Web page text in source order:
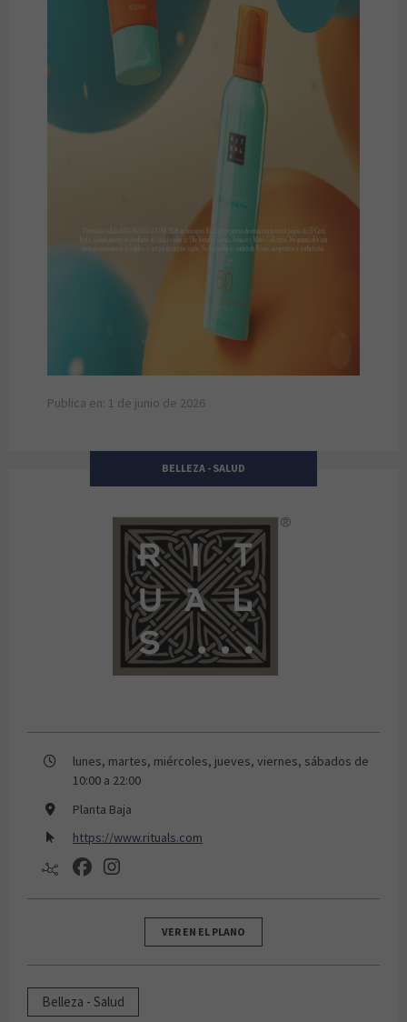
Publica en: 1 de junio de 2026
BELLEZA - SALUD
Rituals
lunes, martes, miércoles, jueves, viernes, sábados de
10:00 a 22:00
Planta Baja
https://www.rituals.com
VER EN EL PLANO
Belleza - Salud